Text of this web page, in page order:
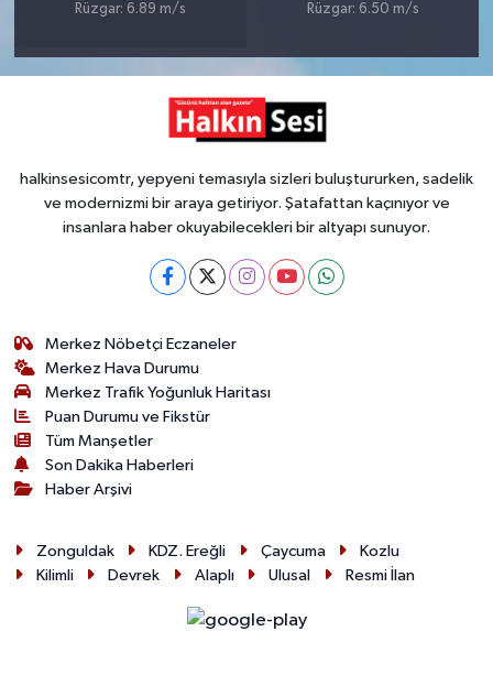
Rüzgar: 6.89 m/s
Rüzgar: 6.50 m/s
halkinsesicomtr, yepyeni temasıyla sizleri buluştururken, sadelik
ve modernizmi bir araya getiriyor. Şatafattan kaçınıyor ve
insanlara haber okuyabilecekleri bir altyapı sunuyor.
Merkez Nöbetçi Eczaneler
Merkez Hava Durumu
Merkez Trafik Yoğunluk Haritası
Puan Durumu ve Fikstür
Tüm Manşetler
Son Dakika Haberleri
Haber Arşivi
Zonguldak KDZ. Ereğli Çaycuma
Kozlu
Kilimli
Devrek Alaplı Ulusal Resmi İlan